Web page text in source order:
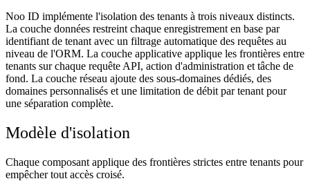
Noo ID implémente l'isolation des tenants à trois niveaux distincts.
La couche données restreint chaque enregistrement en base par
identifiant de tenant avec un filtrage automatique des requêtes au
niveau de l'ORM. La couche applicative applique les frontières entre
tenants sur chaque requête API, action d'administration et tâche de
fond. La couche réseau ajoute des sous-domaines dédiés, des
domaines personnalisés et une limitation de débit par tenant pour
une séparation complète.
Modèle d'isolation
Chaque composant applique des frontières strictes entre tenants pour
empêcher tout accès croisé.